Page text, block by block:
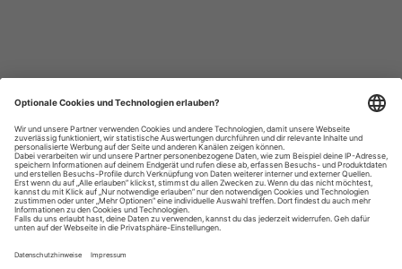
Datenschutzhinweise
Impressum
Privatsphäre-Einstellungen